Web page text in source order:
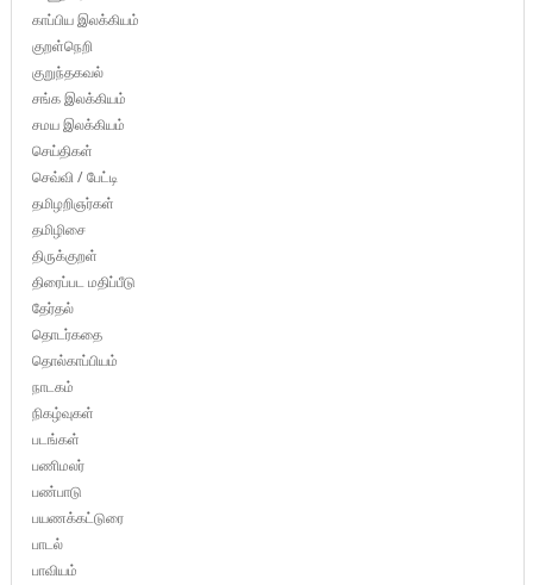
காப்பிய இலக்கியம்
குறள்நெறி
குறுந்தகவல்
சங்க இலக்கியம்
சமய இலக்கியம்
செய்திகள்
செவ்வி / பேட்டி
தமிழறிஞர்கள்
தமிழிசை
திருக்குறள்
திரைப்பட மதிப்பீடு
தேர்தல்
தொடர்கதை
தொல்காப்பியம்
நாடகம்
நிகழ்வுகள்
படங்கள்
பணிமலர்
பண்பாடு
பயணக்கட்டுரை
பாடல்
பாவியம்